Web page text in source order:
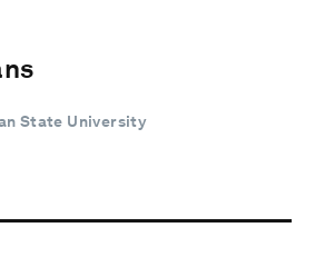
State University